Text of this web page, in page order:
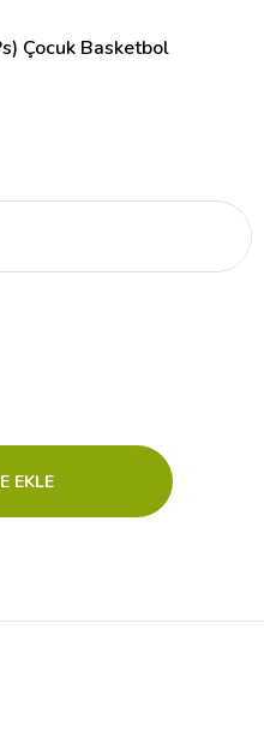
Çocuk Basketbol